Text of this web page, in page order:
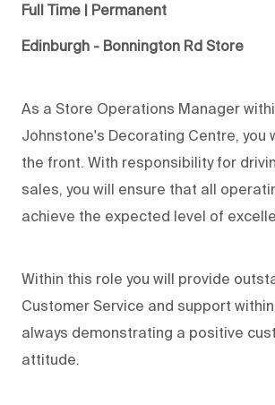
Full Time | Permanent
Edinburgh - Bonnington Rd Store
As a Store Operations Manager
Johnstone's Decorating Centre, you
the front. With responsibility for
sales, you will ensure that all
achieve the expected level of
Within this role you will provide
Customer Service and support
always demonstrating a positive
attitude.